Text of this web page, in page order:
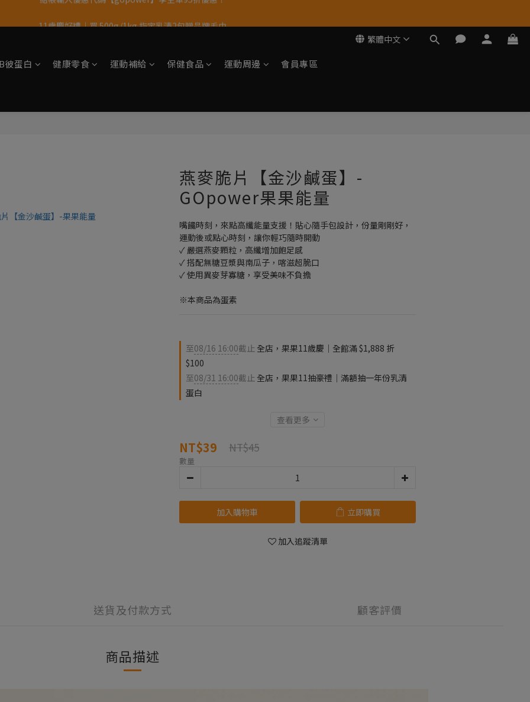
繁體中文
蛋白 健康零食 運動補給 保健食品 運動周邊 會員專區
燕麥脆片【金沙鹹蛋】-
GOpower果果能量
嘴饞時刻，來點高纖能量支援！貼心隨手包設計，份量剛剛好，
運動後或點心時刻，讓你輕巧隨時開動
✓ 嚴選燕麥顆粒，高纖增加飽足感
✓ 搭配無糖豆漿與南瓜子，喀滋超脆口
✓ 使用異麥芽寡糖，享受美味不負擔
※本商品為蛋素
至08/16 16:00截止 全店，果果11歲慶｜全館滿 $1,888 折
$100
至08/31 16:00截止 全店，果果11抽豪禮｜滿額抽一年份乳清
蛋白
查看更多
NT$39 NT$45
數量
加入購物車 立即購買
加入追蹤清單
送貨及付款方式 顧客評價
商品描述